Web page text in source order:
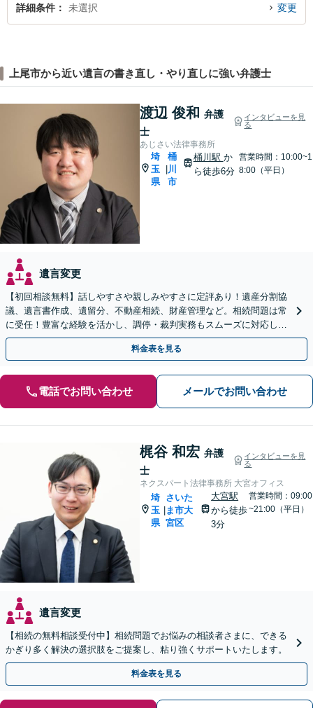
詳細条件 未選択 変更
上尾市から近い遺言の書き直し・やり直しに強い弁護士
渡辺 俊和 弁護
士
インタビューを見
る
あじさい法律事務所
埼
玉
県
桶
川
市
桶川駅 か
ら徒歩6分
営業時間：10:00~1
8:00（平日）
遺言変更
【初回相談無料】話しやすさや親しみやすさに定評あり！遺産分割協
議、遺言書作成、遺留分、不動産相続、財産管理など。相続問題は常
に受任！豊富な経験を活かし、調停・裁判実務もスムーズに対応しま
す【桶川駅6分】【オンライン相談OK】
料金表を見る
電話でお問い合わせ メールでお問い合わせ
梶谷 和宏 弁護
士
インタビューを見
る
ネクスパート法律事務所 大宮オフィス
埼
玉
県
さいた
ま市大
宮区
大宮駅
から徒歩
3分
営業時間：09:00
~21:00（平日）
遺言変更
【相続の無料相談受付中】相続問題でお悩みの相談者さまに、できる
かぎり多く解決の選択肢をご提案し、粘り強くサポートいたします。
料金表を見る